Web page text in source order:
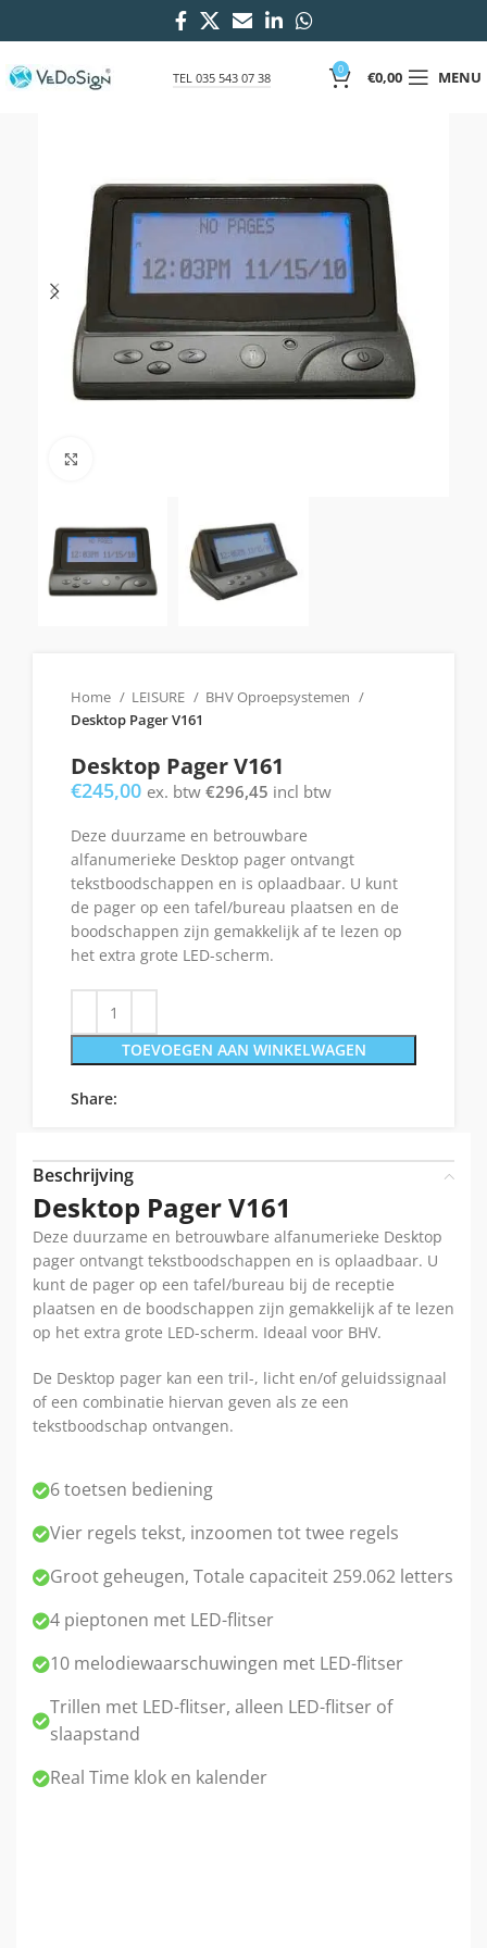
TEL 035 543 07 38
0 €0,00 MENU
Home LEISURE
BHV Oproepsystemen
Desktop Pager V161
Desktop Pager V161
€245,00 ex. btw €296,45 incl btw
Deze duurzame en betrouwbare
alfanumerieke Desktop pager ontvangt
tekstboodschappen en is oplaadbaar. U kunt
de pager op een tafel/bureau plaatsen en de
boodschappen zijn gemakkelijk af te lezen op
het extra grote LED-scherm.
TOEVOEGEN AAN WINKELWAGEN
Share:
Beschrijving
Desktop Pager V161
Deze duurzame en betrouwbare alfanumerieke Desktop
pager ontvangt tekstboodschappen en is oplaadbaar. U
kunt de pager op een tafel/bureau bij de receptie
plaatsen en de boodschappen zijn gemakkelijk af te lezen
op het extra grote LED-scherm. Ideaal voor BHV.
De Desktop pager kan een tril-, licht en/of geluidssignaal
of een combinatie hiervan geven als ze een
tekstboodschap ontvangen.
6 toetsen bediening
Vier regels tekst, inzoomen tot twee regels
Groot geheugen, Totale capaciteit 259.062 letters
4 pieptonen met LED-flitser
10 melodiewaarschuwingen met LED-flitser
Trillen met LED-flitser, alleen LED-flitser of
slaapstand
Real Time klok en kalender